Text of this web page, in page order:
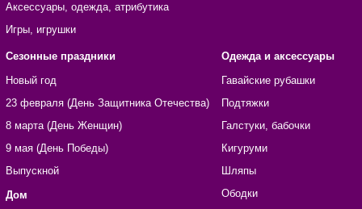
Аксессуары, одежда, атрибутика
Игры, игрушки
Сезонные праздники
Новый год
23 февраля (День Защитника Отечества)
8 марта (День Женщин)
9 мая (День Победы)
Выпускной
Дом
Одежда и аксессуары
Гавайские рубашки
Подтяжки
Галстуки, бабочки
Кигуруми
Шляпы
Ободки